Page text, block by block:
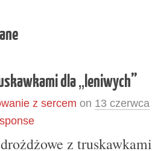
dla „leniwych”
z sercem on 13 czerwca
z truskawkami